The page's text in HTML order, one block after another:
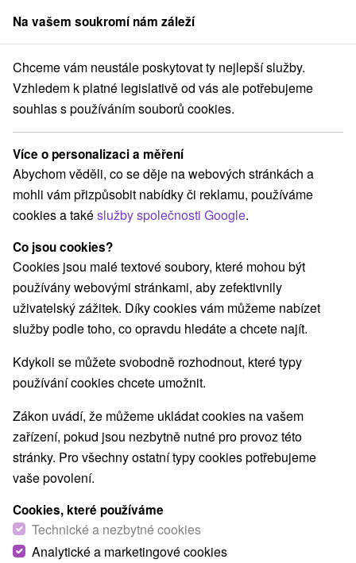
člen skupinySorger
Letní wellness restart v Piešťanech: Masáž, zábaly a saunový
Letní wellness restart v Piešťanech:
Masáž, zábaly a saunový svět v
ceně pobytu
Hotel Park ★ ★ Piešťany Piešťany
Navigovat do místa
vynikající 424 recenzí
Na vašem soukromí nám záleží
Chceme vám neustále poskytovat ty nejlepší služby.
Vzhledem k platné legislativě od vás ale potřebujeme
souhlas s používáním souborů cookies.
Více o personalizaci a měření
Abychom věděli, co se děje na webových stránkách a
mohli vám přizpůsobit nabídky či reklamu, používáme
cookies a takéslužby společnosti Google.
Co jsou cookies?
Cookies jsou malé textové soubory, které mohou být
používány webovými stránkami, aby zefektivnily
uživatelský zážitek. Díky cookies vám můžeme nabízet
služby podle toho, co opravdu hledáte a chcete najít.
Kdykoli se můžete svobodně rozhodnout, které typy
používání cookies chcete umožnit.
Zákon uvádí, že můžeme ukládat cookies na vašem
zařízení, pokud jsou nezbytně nutné pro provoz této
stránky. Pro všechny ostatní typy cookies potřebujeme
vaše povolení.
Cookies, které používáme
Technické a nezbytné cookies
Analytické a marketingové cookies